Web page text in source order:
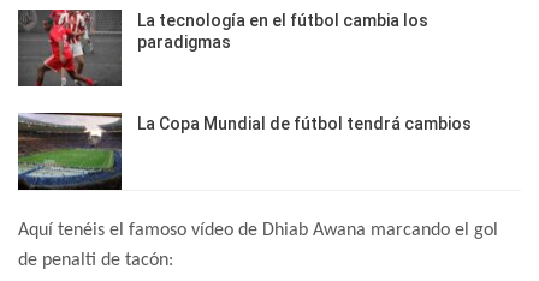
La tecnología en el fútbol cambia los
paradigmas
La Copa Mundial de fútbol tendrá cambios
Aquí tenéis el famoso vídeo de Dhiab Awana marcando el gol
de penalti de tacón: